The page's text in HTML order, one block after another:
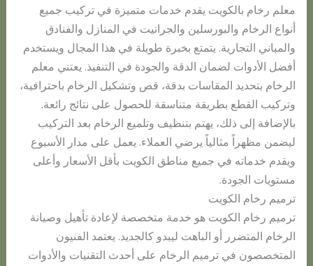
معلم رخام بالكويت يقدم خدمات متميزة في تركيب جميع
أنواع الرخام والبورسلين والجرانيت في المنازل والفنادق
والمباني التجارية. يتمتع بخبرة طويلة في هذا المجال ويستخدم
أفضل الأدوات لضمان الدقة والجودة في التنفيذ. يعتني معلم
الرخام بتحديد المقاسات بدقة، قص وتشكيل الرخام باحترافية،
وتركيب القطع بطريقة متناسقة للحصول على نتائج رائعة.
بالإضافة إلى ذلك، يهتم بتنظيف وتلميع الرخام بعد التركيب
ليضمن مظهراً مثالياً يرضي العملاء. يعمل على مدار الأسبوع
ويقدم خدماته في جميع مناطق الكويت بأقل الأسعار وأعلى
مستويات الجودة.
ترميم رخام الكويت
ترميم رخام الكويت هو خدمة متخصصة لإعادة تأهيل وصيانة
الرخام المتضرر أو الباهت ليبدو كالجديد. يعتمد الفنيون
المتخصصون في ترميم الرخام على أحدث التقنيات والأدوات